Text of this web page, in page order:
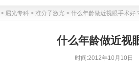
> 屈光专科 > 准分子激光 > 什么年龄做近视眼手术好
什么年龄做近视
时间:2012年10月10日